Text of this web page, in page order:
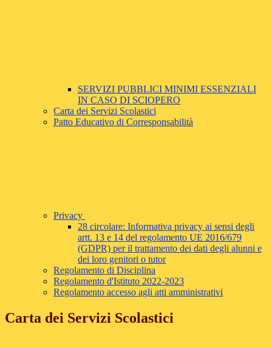
SERVIZI PUBBLICI MINIMI ESSENZIALI
IN CASO DI SCIOPERO
Carta dei Servizi Scolastici
Patto Educativo di Corresponsabilità
Privacy
28 circolare: Informativa privacy ai sensi degli
artt. 13 e 14 del regolamento UE 2016/679
(GDPR) per il trattamento dei dati degli alunni e
dei loro genitori o tutor
Regolamento di Disciplina
Regolamento d'Istituto 2022-2023
Regolamento accesso agli atti amministrativi
Carta dei Servizi Scolastici